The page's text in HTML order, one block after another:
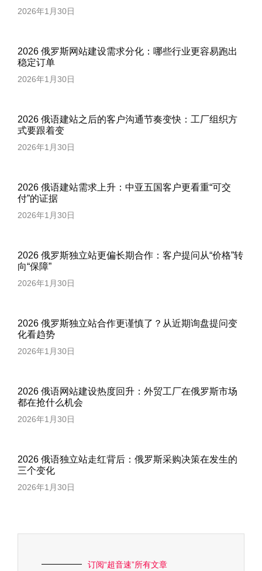
2026年1月30日
2026 俄罗斯网站建设需求分化：哪些行业更容易跑出
稳定订单
2026年1月30日
2026 俄语建站之后的客户沟通节奏变快：工厂组织方
式要跟着变
2026年1月30日
2026 俄语建站需求上升：中亚五国客户更看重“可交
付”的证据
2026年1月30日
2026 俄罗斯独立站更偏长期合作：客户提问从“价格”转
向“保障”
2026年1月30日
2026 俄罗斯独立站合作更谨慎了？从近期询盘提问变
化看趋势
2026年1月30日
2026 俄语网站建设热度回升：外贸工厂在俄罗斯市场
都在抢什么机会
2026年1月30日
2026 俄语独立站走红背后：俄罗斯采购决策在发生的
三个变化
2026年1月30日
订阅“超音速”所有文章